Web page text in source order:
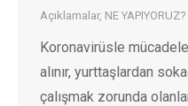
Açıklamalar, NE YAPIYORUZ?
Koronavirüsle
alınır, yurttaşlardan
çalışmak zorunda